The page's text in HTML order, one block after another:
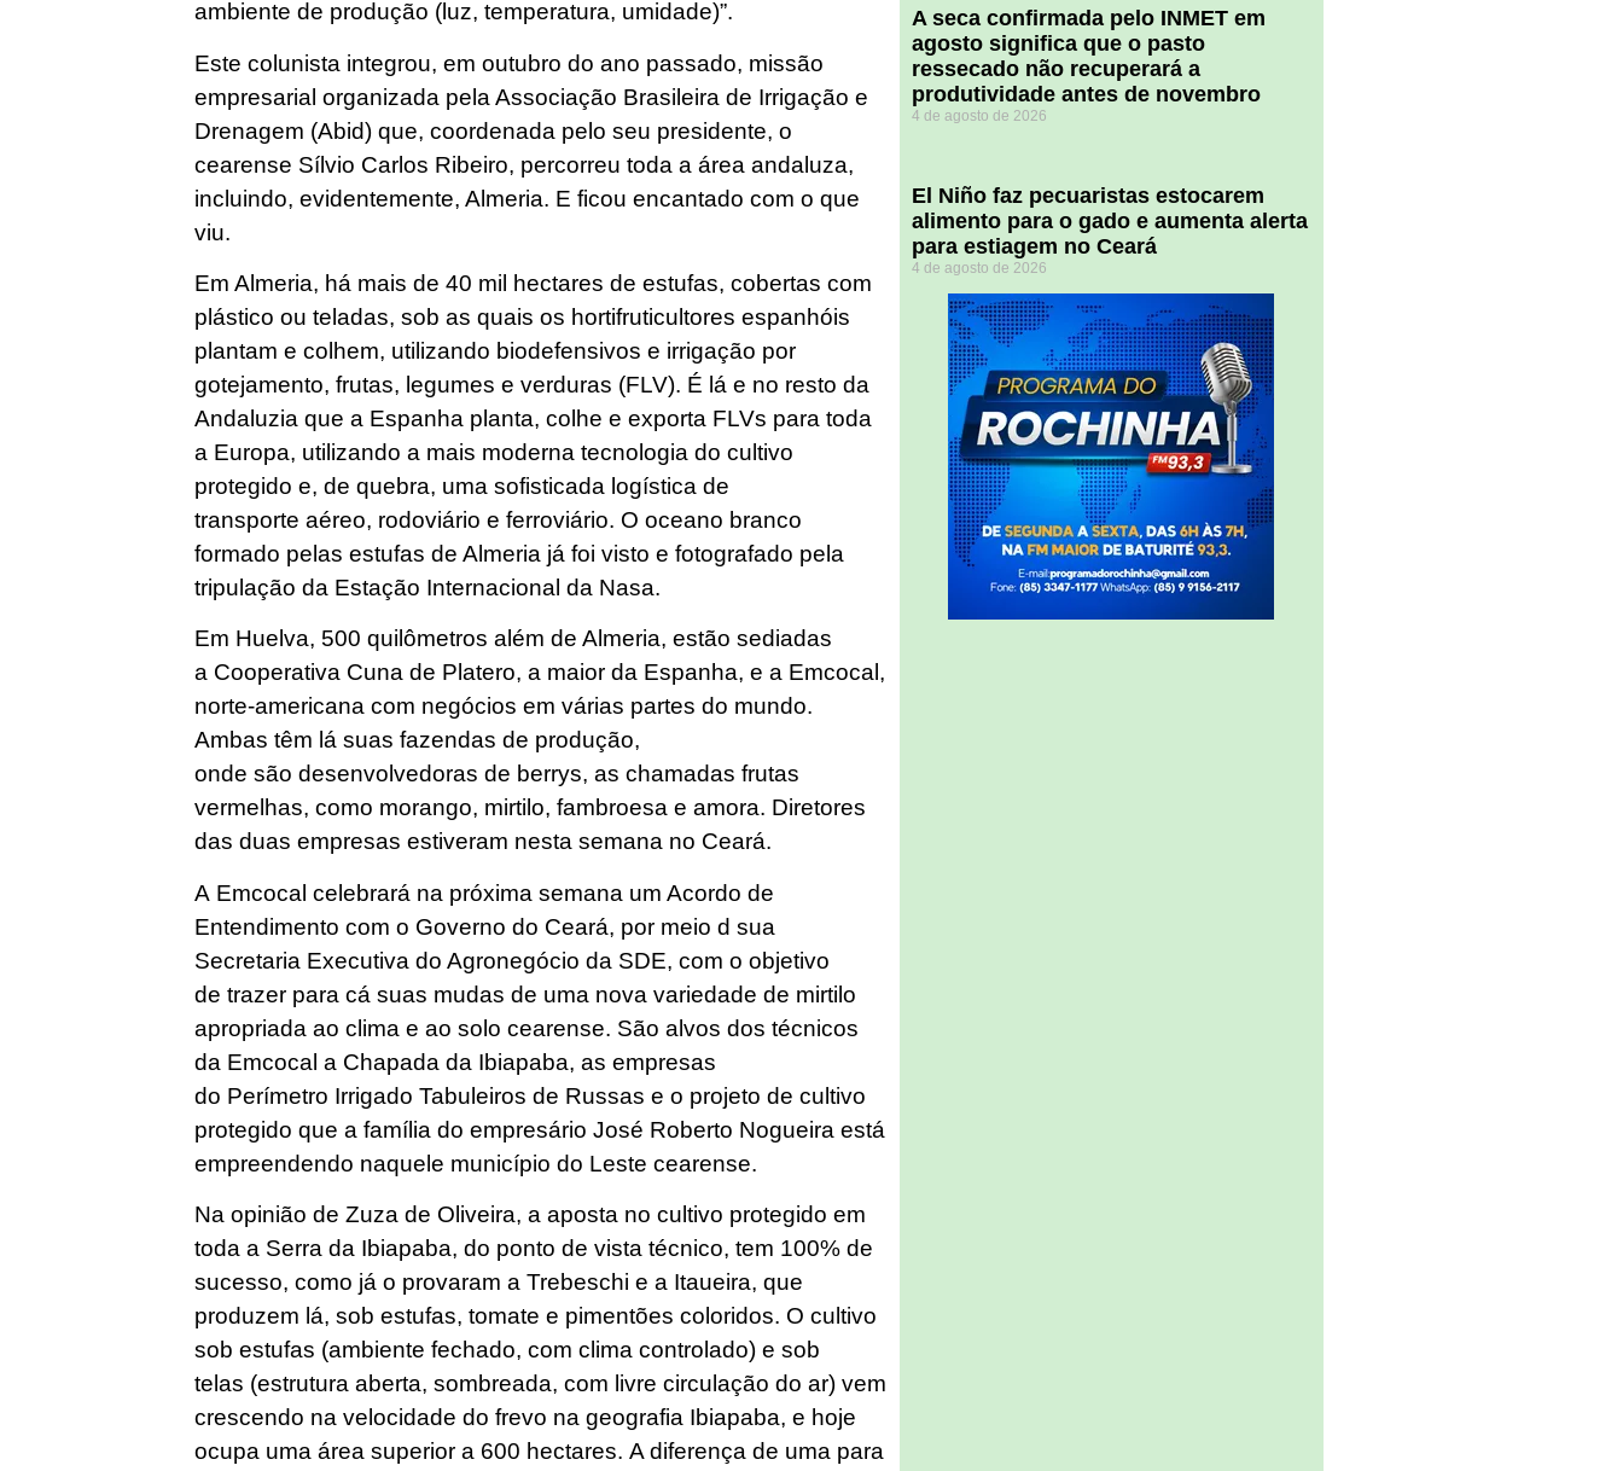
ambiente de produção (luz, temperatura, umidade)”.
Este colunista integrou, em outubro do ano passado, missão
empresarial organizada pela Associação Brasileira de Irrigação e
Drenagem (Abid) que, coordenada pelo seu presidente, o
cearense Sílvio Carlos Ribeiro, percorreu toda a área andaluza,
incluindo, evidentemente, Almeria. E ficou encantado com o que
viu.
Em Almeria, há mais de 40 mil hectares de estufas, cobertas com
plástico ou teladas, sob as quais os hortifruticultores espanhóis
plantam e colhem, utilizando biodefensivos e irrigação por
gotejamento, frutas, legumes e verduras (FLV). É lá e no resto da
Andaluzia que a Espanha planta, colhe e exporta FLVs para toda
a Europa, utilizando a mais moderna tecnologia do cultivo
protegido e, de quebra, uma sofisticada logística de
transporte aéreo, rodoviário e ferroviário. O oceano branco
formado pelas estufas de Almeria já foi visto e fotografado pela
tripulação da Estação Internacional da Nasa.
Em Huelva, 500 quilômetros além de Almeria, estão sediadas
a Cooperativa Cuna de Platero, a maior da Espanha, e a Emcocal,
norte-americana com negócios em várias partes do mundo.
Ambas têm lá suas fazendas de produção,
onde são desenvolvedoras de berrys, as chamadas frutas
vermelhas, como morango, mirtilo, fambroesa e amora. Diretores
das duas empresas estiveram nesta semana no Ceará.
A Emcocal celebrará na próxima semana um Acordo de
Entendimento com o Governo do Ceará, por meio d sua
Secretaria Executiva do Agronegócio da SDE, com o objetivo
de trazer para cá suas mudas de uma nova variedade de mirtilo
apropriada ao clima e ao solo cearense. São alvos dos técnicos
da Emcocal a Chapada da Ibiapaba, as empresas
do Perímetro Irrigado Tabuleiros de Russas e o projeto de cultivo
protegido que a família do empresário José Roberto Nogueira está
empreendendo naquele município do Leste cearense.
Na opinião de Zuza de Oliveira, a aposta no cultivo protegido em
toda a Serra da Ibiapaba, do ponto de vista técnico, tem 100% de
sucesso, como já o provaram a Trebeschi e a Itaueira, que
produzem lá, sob estufas, tomate e pimentões coloridos. O cultivo
sob estufas (ambiente fechado, com clima controlado) e sob
telas (estrutura aberta, sombreada, com livre circulação do ar) vem
crescendo na velocidade do frevo na geografia Ibiapaba, e hoje
ocupa uma área superior a 600 hectares. A diferença de uma para
A seca confirmada pelo INMET em
agosto significa que o pasto
ressecado não recuperará a
produtividade antes de novembro
4 de agosto de 2026
El Niño faz pecuaristas estocarem
alimento para o gado e aumenta alerta
para estiagem no Ceará
4 de agosto de 2026